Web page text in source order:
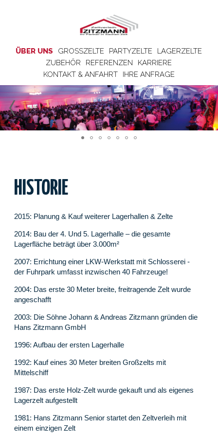
ÜBER UNS GROSSZELTE PARTYZELTE
LAGERZELTE
ZUBEHÖR
REFERENZEN
KARRIERE
KONTAKT & ANFAHRT
IHRE ANFRAGE
HISTORIE
2015: Planung & Kauf weiterer Lagerhallen & Zelte
2014: Bau der 4. Und 5. Lagerhalle – die gesamte
Lagerfläche beträgt über 3.000m²
2007: Errichtung einer LKW-Werkstatt mit Schlosserei -
der Fuhrpark umfasst inzwischen 40 Fahrzeuge!
2004: Das erste 30 Meter breite, freitragende Zelt wurde
angeschafft
2003: Die Söhne Johann & Andreas Zitzmann gründen die
Hans Zitzmann GmbH
1996: Aufbau der ersten Lagerhalle
1992: Kauf eines 30 Meter breiten Großzelts mit
Mittelschiff
1987: Das erste Holz-Zelt wurde gekauft und als eigenes
Lagerzelt aufgestellt
1981: Hans Zitzmann Senior startet den Zeltverleih mit
einem einzigen Zelt